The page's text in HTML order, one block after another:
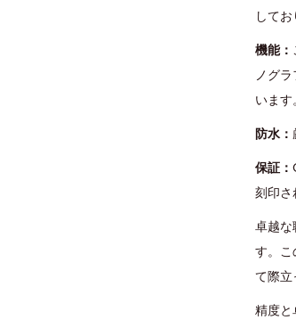
してお
機能：
ノグ
います
防水：
保証：
刻印さ
卓越
す。こ
て際立
精度と